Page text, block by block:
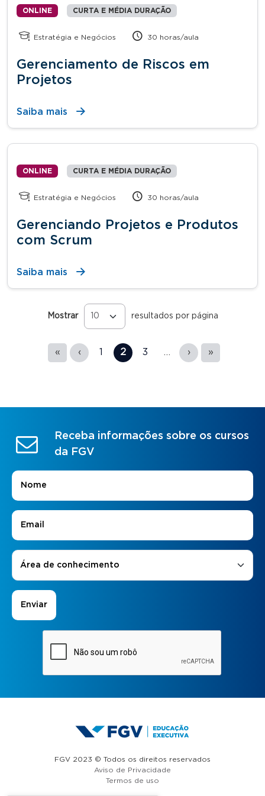
ONLINE CURTA E MÉDIA DURAÇÃO
Estratégia e Negócios 30 horas/aula
Gerenciamento de Riscos em
Projetos
Saiba mais
ONLINE CURTA E MÉDIA DURAÇÃO
Estratégia e Negócios 30 horas/aula
Gerenciando Projetos e Produtos
com Scrum
Saiba mais
Mostrar resultados por página
Páginas
« ‹ 1 2 3 … › »
Receba informações sobre os cursos
da FGV
Nome
E-mail
Áreas de Interesse
Área de conhecimento
FGV 2023 © Todos os direitos reservados
Aviso de Privacidade
Termos de uso